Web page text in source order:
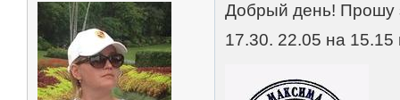
Добрый день! Прошу
17.30. 22.05 на 15.15